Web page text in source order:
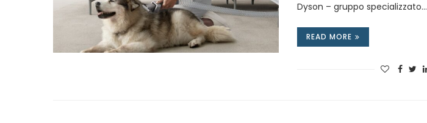
Dyson – gruppo specializzato…
READ MORE